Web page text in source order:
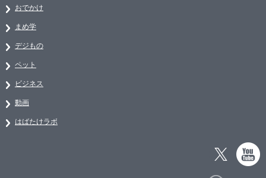
おでかけ
まめ学
デジもの
ペット
ビジネス
動画
はばたけラボ